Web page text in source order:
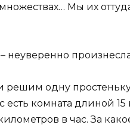
Мы их
неуверенно
решим одну
есть комната длиной
в час. За